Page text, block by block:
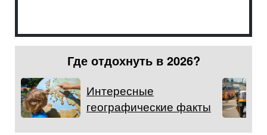
Где отдохнуть в 2026?
Интересные
географические факты